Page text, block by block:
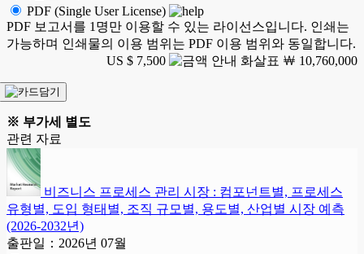
PDF (Single User License)
PDF 보고서를 1명만 이용할 수 있는 라이선스입니다. 인쇄는
가능하며 인쇄물의 이용 범위는 PDF 이용 범위와 동일합니다.
US $ 7,500
￦ 10,760,000
※ 부가세 별도
관련 자료
비즈니스 프로세스 관리 시장 : 컴포넌트별, 프로세스
유형별, 도입 형태별, 조직 규모별, 용도별, 산업별 시장 예측
(2026-2032년)
출판일：2026년 07월